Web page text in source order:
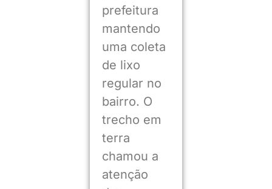
prefeitura
mantendo
uma coleta
de lixo
regular no
bairro. O
trecho em
terra
chamou a
atenção